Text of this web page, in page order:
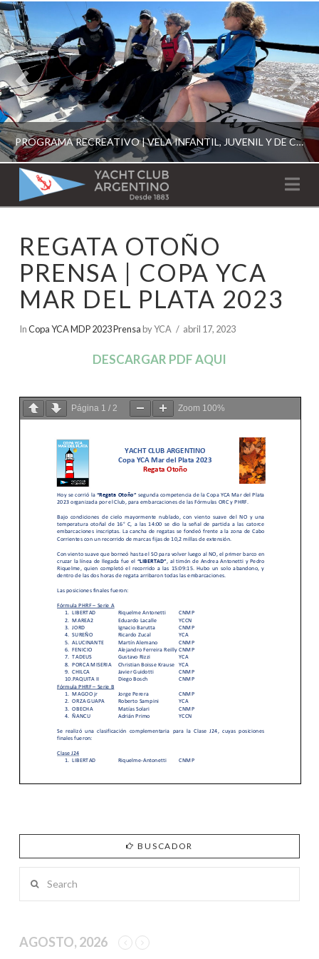
PROGRAMA RECREATIVO | VELA INFANTIL, JUVENIL Y DE CRUCERO 2026
ESCUELA RECREATIVA 2026
YACHT
CLUB
ARGENTINO
REGATA OTOÑO
PRENSA | COPA YCA
MAR DEL PLATA 2023
InCopa YCA MDP 2023 Prensa by YCA abril 17, 2023
DESCARGAR PDF AQUI
Página 1 / 2 Zoom 100%
BUSCADOR
AGOSTO, 2026